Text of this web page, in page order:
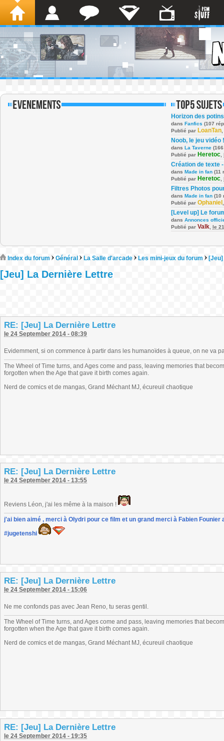
Horizon des potins
dans Fanfics (107
Publié par LoanTan
Noob, le jeu vidéo !
dans La Taverne
Publié par Heretoc
Création de texte
dans Made in fan (11
Publié par Heretoc
Filtres Photos
dans Made in fan (10
Publié par Ophaniel
[Level up] Le
dans Annonces
Publié par Valk le
Index du forum Général La Salle d'arcade Les mini-jeux du forum
[Jeu] La Dernière Lettre
RE: [Jeu] La Dernière Lettre
le 24 September 2014 - 08:39
Evidemment, si on commence à partir dans les humanoïdes à queue, on ne va
The Wheel of Time turns, and Ages come and pass, leaving memories that
forgotten when the Age that gave it birth comes again.
Nerd de comics et de mangas, Grand Méchant MJ, écureuil chaotique
RE: [Jeu] La Dernière Lettre
le 24 September 2014 - 13:55
Reviens Léon, j'ai les même à la maison !
j'ai bien aimé , merci à Olydri pour ce film et un grand merci à Fabien
#jugetenshi
RE: [Jeu] La Dernière Lettre
le 24 September 2014 - 15:06
Ne me confonds pas avec Jean Reno, tu seras gentil.
The Wheel of Time turns, and Ages come and pass, leaving memories that
forgotten when the Age that gave it birth comes again.
Nerd de comics et de mangas, Grand Méchant MJ, écureuil chaotique
RE: [Jeu] La Dernière Lettre
le 24 September 2014 - 19:35